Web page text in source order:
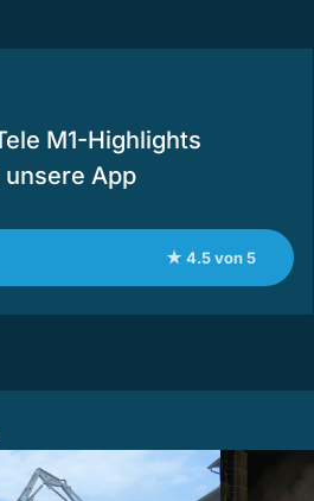
M1-Highlights
App
★ 4.5 von 5